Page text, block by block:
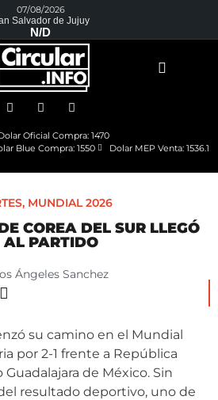
07/08/2026
Salvador de Jujuy
N/D
Oficial Compra: 1470
Blue Compra: 1550
Dolar MEP Venta: 1536.1
, MUNDIAL 2026
COREA DEL SUR LLEGÓ
PARTIDO
Ángeles Sanchez
su camino en el Mundial
por 2-1 frente a República
de México. Sin
resultado deportivo, uno de